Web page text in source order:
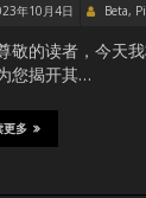
年10月4日 Beta,
敬的读者，今天
您揭开其…
更多